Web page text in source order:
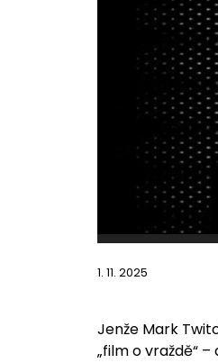
1. 11. 2025
Jenže Mark
„film o vraždě“